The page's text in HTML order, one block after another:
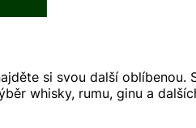
si svou další
whisky, rumu, ginu a